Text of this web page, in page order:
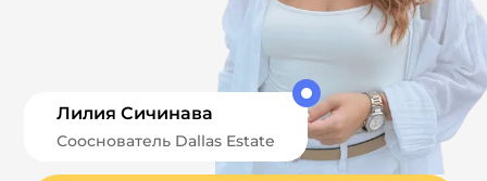
Лилия Сичинава
Сооснователь Dallas Estate